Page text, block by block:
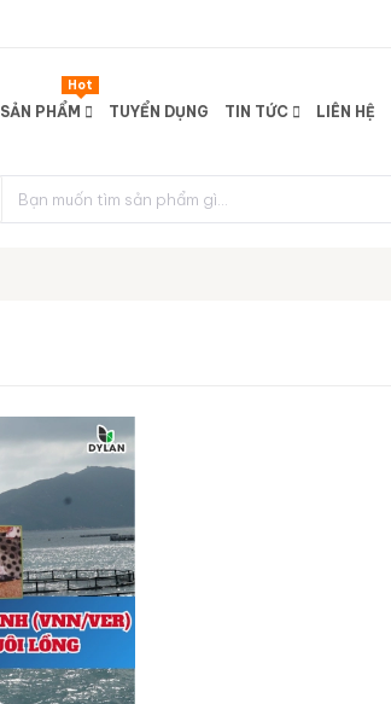
SẢN PHẨM
Hot
TUYỂN DỤNG TIN TỨC LIÊN HỆ